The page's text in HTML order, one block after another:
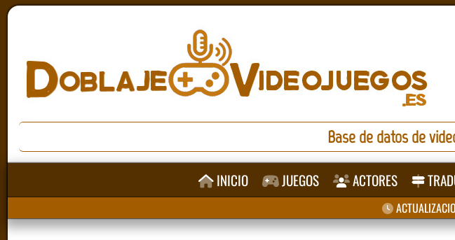
Base de datos de
INICIO JUEGOS ACTORES